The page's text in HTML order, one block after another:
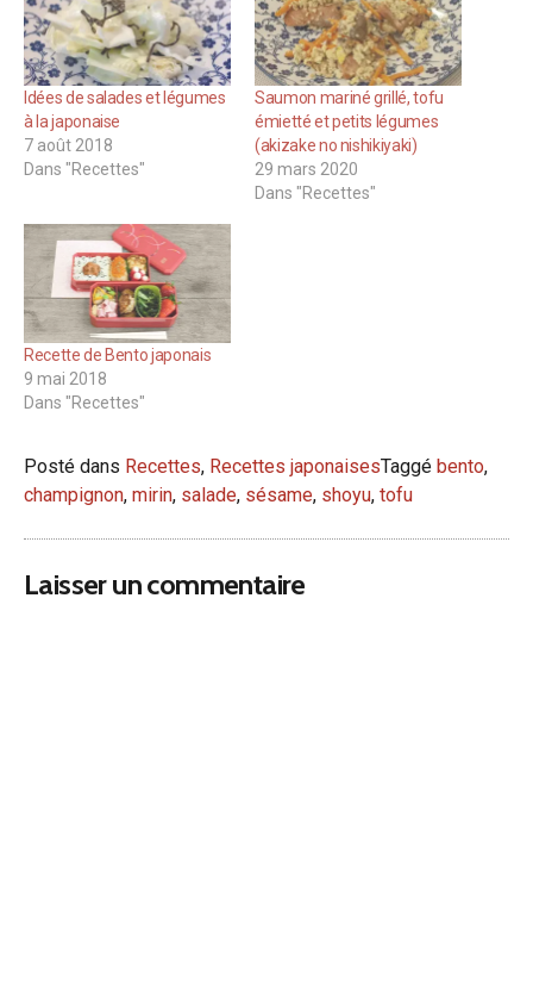
Idées de salades et légumes
à la japonaise
7 août 2018
Dans "Recettes"
Saumon mariné grillé, tofu
émietté et petits légumes
(akizake no nishikiyaki)
29 mars 2020
Dans "Recettes"
Recette de Bento japonais
9 mai 2018
Dans "Recettes"
Posté dans Recettes, Recettes japonaisesTaggé bento,
champignon, mirin, salade, sésame, shoyu, tofu
Laisser un commentaire